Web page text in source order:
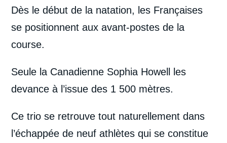
Dès le début de la natation, les Françaises
se positionnent aux avant-postes de la
course.
Seule la Canadienne Sophia Howell les
devance à l’issue des 1 500 mètres.
Ce trio se retrouve tout naturellement dans
l’échappée de neuf athlètes qui se constitue